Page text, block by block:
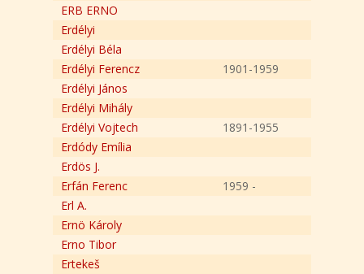
ERB ERNO
Erdélyi
Erdélyi Béla
Erdélyi Ferencz
1901-1959
Erdélyi János
Erdélyi Mihály
Erdélyi Vojtech
1891-1955
Erdódy Emília
Erdös J.
Erfán Ferenc
1959 -
Erl A.
Ernö Károly
Erno Tibor
Ertekeš